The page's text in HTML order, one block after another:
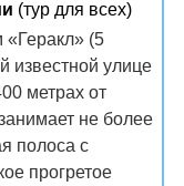
(тур для всех)
«Геракл» (5
известной улице
метрах от
не более
полоса с
прогретое